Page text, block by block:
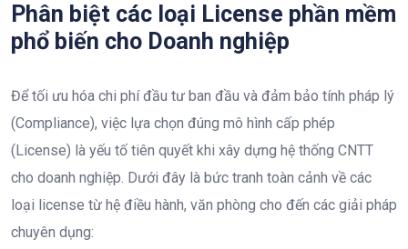
Phân biệt các loại License phần mềm
phổ biến cho Doanh nghiệp
Để tối ưu hóa chi phí đầu tư ban đầu và đảm bảo tính pháp lý
(Compliance), việc lựa chọn đúng mô hình cấp phép
(License) là yếu tố tiên quyết khi xây dựng hệ thống CNTT
cho doanh nghiệp. Dưới đây là bức tranh toàn cảnh về các
loại license từ hệ điều hành, văn phòng cho đến các giải pháp
chuyên dụng: